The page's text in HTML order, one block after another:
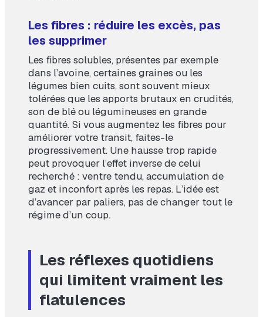
Les fibres : réduire les excès, pas
les supprimer
Les fibres solubles, présentes par exemple
dans l’avoine, certaines graines ou les
légumes bien cuits, sont souvent mieux
tolérées que les apports brutaux en crudités,
son de blé ou légumineuses en grande
quantité. Si vous augmentez les fibres pour
améliorer votre transit, faites-le
progressivement. Une hausse trop rapide
peut provoquer l’effet inverse de celui
recherché : ventre tendu, accumulation de
gaz et inconfort après les repas. L’idée est
d’avancer par paliers, pas de changer tout le
régime d’un coup.
Les réflexes quotidiens
qui limitent vraiment les
flatulences